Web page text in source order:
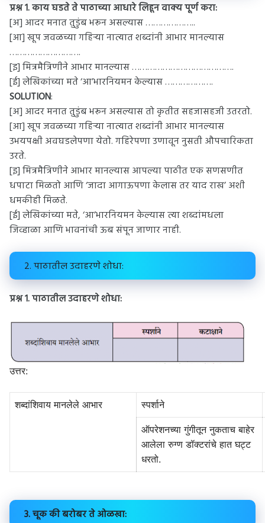
प्रश्न 1. काय घडते ते पाठाच्या आधारे लिहून वाक्य पूर्ण करा:
[अ] आदर मनात तुडुंब भरून असल्यास ………………..
[आ] खूप जवळच्या गहिऱ्या नात्यात शब्दांनी आभार मानल्यास
……………………….
[इ] मित्रमैत्रिणीने आभार मानल्यास ………………………………….
[ई] लेखिकांच्या मते ‘आ’भारनियमन केल्यास ……………….
SOLUTION:
[अ] आदर मनात तुडुंब भरून असल्यास तो कृतीत सहजासहजी उतरतो.
[आ] खूप जवळच्या गहिऱ्या नात्यात शब्दांनी आभार मानल्यास
उभयपक्षी अवघडलेपणा येतो. गहिरेपणा उणावून नुसती औपचारिकता
उरते.
[इ] मित्रमैत्रिणीने आभार मानल्यास आपल्या पाठीत एक सणसणीत
धपाटा मिळतो आणि ‘जादा आगाऊपणा केलास तर याद राख’ अशी
धमकीही मिळते.
[ई] लेखिकांच्या मते, ‘आ’भारनियमन केल्यास त्या शब्दांमधला
जिव्हाळा आणि भावनांची ऊब संपून जाणार नाही.
2. पाठातील उदाहरणे शोधा:
प्रश्न 1.पाठातील उदाहरणे शोधा:
उत्तर:
शब्दांशिवाय मानलेले आभार स्पर्शाने
ऑपरेशनच्या गुंगीतून नुकताच बाहेर
आलेला रुग्ण डॉक्टरांचे हात घट्ट
धरतो.
3. चूक की बरोबर ते ओळखा: